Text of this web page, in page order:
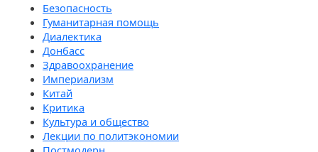
Безопасность
Гуманитарная помощь
Диалектика
Донбасс
Здравоохранение
Империализм
Китай
Критика
Культура и общество
Лекции по политэкономии